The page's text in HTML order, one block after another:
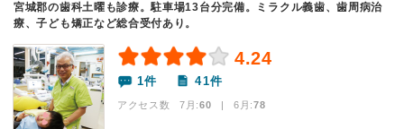
宮城郡の歯科土曜も診療。駐車場13台分完備。ミラクル義歯、歯周病治
療、子ども矯正など総合受付あり。
4.24
1件 41件
アクセス数 7月:60 | 6月:78